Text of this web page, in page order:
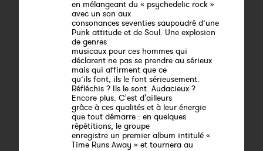
en mélangeant du « psychedelic rock »
avec un son aux
consonances seventies saupoudré d’une
Punk attitude et de Soul. Une explosion
de genres
musicaux pour ces hommes qui
déclarent ne pas se prendre au sérieux
mais qui affirment que ce
qu’ils font, ils le font sérieusement.
Réfléchis ? Ils le sont. Audacieux ?
Encore plus. C'est d'ailleurs
grâce à ces qualités et à leur énergie
que tout démarre : en quelques
répétitions, le groupe
enregistre un premier album intitulé «
Time Runs Away » et tournera au